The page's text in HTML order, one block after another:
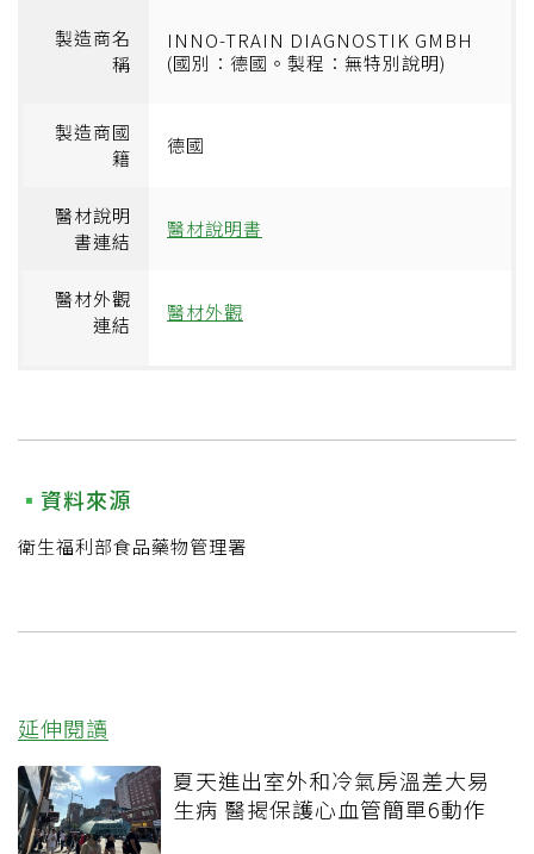
製造商名
稱
INNO-TRAIN DIAGNOSTIK GMBH
(國別：德國。製程：無特別說明)
製造商國
籍
德國
醫材說明
書連結
醫材說明書
醫材外觀
連結
醫材外觀
資料來源
衛生福利部食品藥物管理署
延伸閱讀
夏天進出室外和冷氣房溫差大易
生病 醫揭保護心血管簡單6動作